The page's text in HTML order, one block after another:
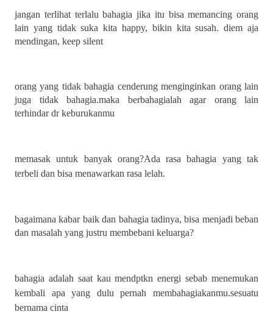
jangan terlihat terlalu bahagia jika itu bisa memancing orang
lain yang tidak suka kita happy, bikin kita susah. diem aja
mendingan, keep silent
orang yang tidak bahagia cenderung menginginkan orang lain
juga tidak bahagia.maka berbahagialah agar orang lain
terhindar dr keburukanmu
memasak untuk banyak orang?Ada rasa bahagia yang tak
terbeli dan bisa menawarkan rasa lelah.
bagaimana kabar baik dan bahagia tadinya, bisa menjadi beban
dan masalah yang justru membebani keluarga?
bahagia adalah saat kau mendptkn energi sebab menemukan
kembali apa yang dulu pernah membahagiakanmu.sesuatu
bernama cinta